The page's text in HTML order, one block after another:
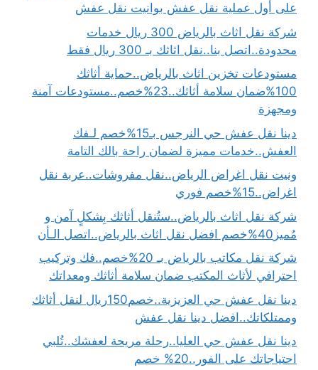
على أول عملية نقل عفش بوانيت نقل عفش
شركة نقل اثاث بالرياض 300 ريال خدمات
محدودة..اتصل بنا..نقل اثاثك بـ 300 ريال فقط
مستودعات تخزين اثاث بالرياض..حماية أثاثك
100%ضمان سلامة أثاثك..23%خصم..مستودعات آمنة
ومجهزة
دينا نقل عفش حي النرجس بـ15%خصم لـفك
العفش..خدمات مميزة لضمان راحة بالك التامة
ونيت نقل اغراض الرياض..نقل مفروشات..عربة نقل
اغراض..15%خصم فوري
شركة نقل اثاث بالرياض..ستُنقل أثاثك بِشكلٍ آمن و
مُميز40%خصم افضل نقل اثاث بالرياض..اتصل الـأن
شركة نقل مكاتب بالرياض بـ 20%خصم..فك وتركيب
احترافي لأثاث المكتب ضمان سلامة أثاثك ومعداتك
دينا نقل عفش حي العزيزية..خصم150ريال لنقل أثاثك
وممتلكاتك..افضل دينا نقل عفش
دينا نقل عفش حي العليا..رحلة مريحة لعفشك..تُلبي
احتياجاتك على الفور..20% خصم